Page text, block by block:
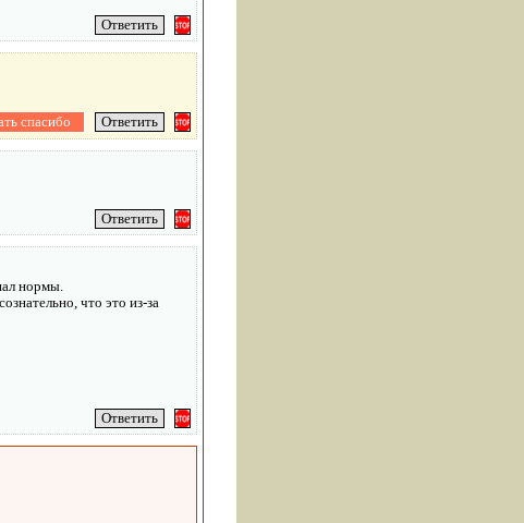
нормы.
что это из-за